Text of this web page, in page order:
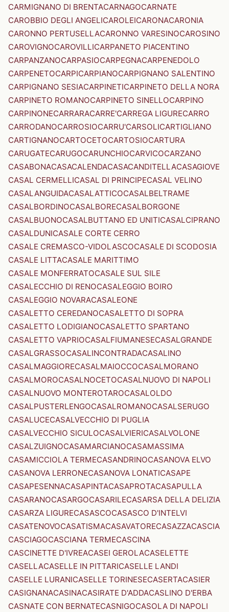
CARMIGNANO DI BRENTACARNAGOCARNATE
CAROBBIO DEGLI ANGELICAROLEICARONACARONIA
CARONNO PERTUSELLACARONNO VARESINOCAROSINO
CAROVIGNOCAROVILLICARPANETO PIACENTINO
CARPANZANOCARPASIOCARPEGNACARPENEDOLO
CARPENETOCARPICARPIANOCARPIGNANO SALENTINO
CARPIGNANO SESIACARPINETICARPINETO DELLA NORA
CARPINETO ROMANOCARPINETO SINELLOCARPINO
CARPINONECARRARACARRE'CARREGA LIGURECARRO
CARRODANOCARROSIOCARRU'CARSOLICARTIGLIANO
CARTIGNANOCARTOCETOCARTOSIOCARTURA
CARUGATECARUGOCARUNCHIOCARVICOCARZANO
CASABONACASACALENDACASACANDITELLACASAGIOVE
CASAL CERMELLICASAL DI PRINCIPECASAL VELINO
CASALANGUIDACASALATTICOCASALBELTRAME
CASALBORDINOCASALBORECASALBORGONE
CASALBUONOCASALBUTTANO ED UNITICASALCIPRANO
CASALDUNICASALE CORTE CERRO
CASALE CREMASCO-VIDOLASCOCASALE DI SCODOSIA
CASALE LITTACASALE MARITTIMO
CASALE MONFERRATOCASALE SUL SILE
CASALECCHIO DI RENOCASALEGGIO BOIRO
CASALEGGIO NOVARACASALEONE
CASALETTO CEREDANOCASALETTO DI SOPRA
CASALETTO LODIGIANOCASALETTO SPARTANO
CASALETTO VAPRIOCASALFIUMANESECASALGRANDE
CASALGRASSOCASALINCONTRADACASALINO
CASALMAGGIORECASALMAIOCCOCASALMORANO
CASALMOROCASALNOCETOCASALNUOVO DI NAPOLI
CASALNUOVO MONTEROTAROCASALOLDO
CASALPUSTERLENGOCASALROMANOCASALSERUGO
CASALUCECASALVECCHIO DI PUGLIA
CASALVECCHIO SICULOCASALVIERICASALVOLONE
CASALZUIGNOCASAMARCIANOCASAMASSIMA
CASAMICCIOLA TERMECASANDRINOCASANOVA ELVO
CASANOVA LERRONECASANOVA LONATICASAPE
CASAPESENNACASAPINTACASAPROTACASAPULLA
CASARANOCASARGOCASARILECASARSA DELLA DELIZIA
CASARZA LIGURECASASCOCASASCO D'INTELVI
CASATENOVOCASATISMACASAVATORECASAZZACASCIA
CASCIAGOCASCIANA TERMECASCINA
CASCINETTE D'IVREACASEI GEROLACASELETTE
CASELLACASELLE IN PITTARICASELLE LANDI
CASELLE LURANICASELLE TORINESECASERTACASIER
CASIGNANACASINACASIRATE D'ADDACASLINO D'ERBA
CASNATE CON BERNATECASNIGOCASOLA DI NAPOLI